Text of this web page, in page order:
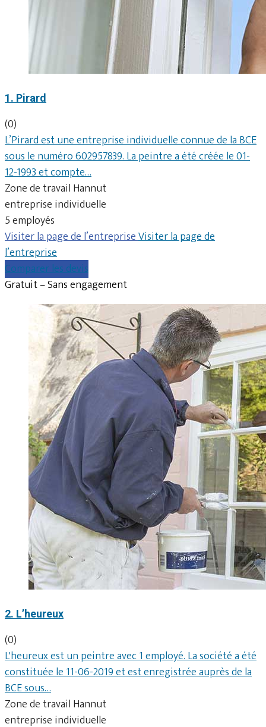
1. Pirard
(0)
L’Pirard est une entreprise individuelle connue de la BCE
sous le numéro 602957839. La peintre a été créée le 01-
12-1993 et compte…
Zone de travail Hannut
entreprise individuelle
5 employés
Visiter la page de l’entrepriseVisiter la page de
l’entreprise
Comparer les devis
Gratuit – Sans engagement
2. L’heureux
(0)
L'heureux est un peintre avec 1 employé. La société a été
constituée le 11-06-2019 et est enregistrée auprès de la
BCE sous…
Zone de travail Hannut
entreprise individuelle